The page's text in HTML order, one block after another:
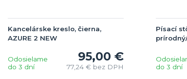
Kancelárske kreslo, čierna,
AZURE 2 NEW
95,00 €
77,24 € bez DPH
Odosielame
do 3 dní
Písací
do 3 dní